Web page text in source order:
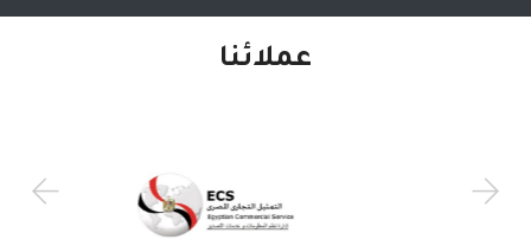
عملائنا